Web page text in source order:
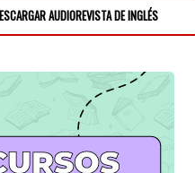
AUDIOREVISTA DE INGLÉS